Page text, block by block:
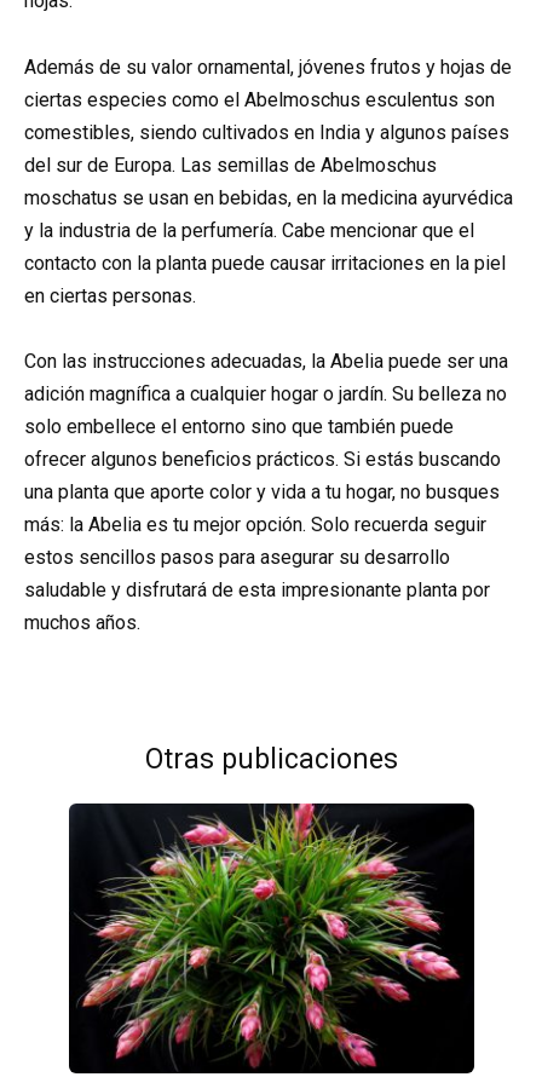
Además de su valor ornamental, jóvenes frutos y hojas de
ciertas especies como el Abelmoschus esculentus son
comestibles, siendo cultivados en India y algunos países
del sur de Europa. Las semillas de Abelmoschus
moschatus se usan en bebidas, en la medicina ayurvédica
y la industria de la perfumería. Cabe mencionar que el
contacto con la planta puede causar irritaciones en la piel
en ciertas personas.
Con las instrucciones adecuadas, la Abelia puede ser una
adición magnífica a cualquier hogar o jardín. Su belleza no
solo embellece el entorno sino que también puede
ofrecer algunos beneficios prácticos. Si estás buscando
una planta que aporte color y vida a tu hogar, no busques
más: la Abelia es tu mejor opción. Solo recuerda seguir
estos sencillos pasos para asegurar su desarrollo
saludable y disfrutará de esta impresionante planta por
muchos años.
Otras publicaciones